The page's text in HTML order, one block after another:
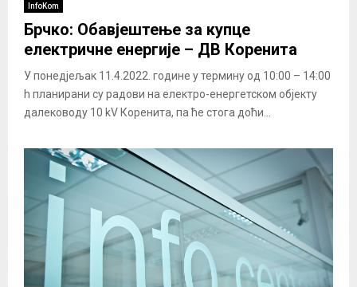
InfoKom
Брчко: Обавјештење за купце
електричне енергије – ДВ Коренита
У понедјељак 11.4.2022. године у термину од 10:00 – 14:00
h планирани су радови на електро-енергетском објекту
далеководу 10 kV Коренита, па ће стога доћи...